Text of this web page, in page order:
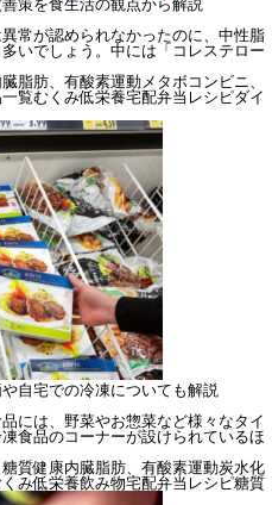
策を食生活の観点から解説
常が認められなかったのに、中性脂
いでしょう。中には「コレステロー
臓脂肪、有酸素運動メタボコンビニ、
覧むくみ低栄養宅配弁当 レシピダイ
自宅での冷凍についても解説
には、野菜やお惣菜など様々なタイ
食品のコーナーが設けられているほ
質健康内臓脂肪、有酸素運動炭水化
み低栄養飲み物宅配弁当 レシピ糖質